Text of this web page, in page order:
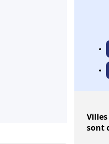
Villes
sont